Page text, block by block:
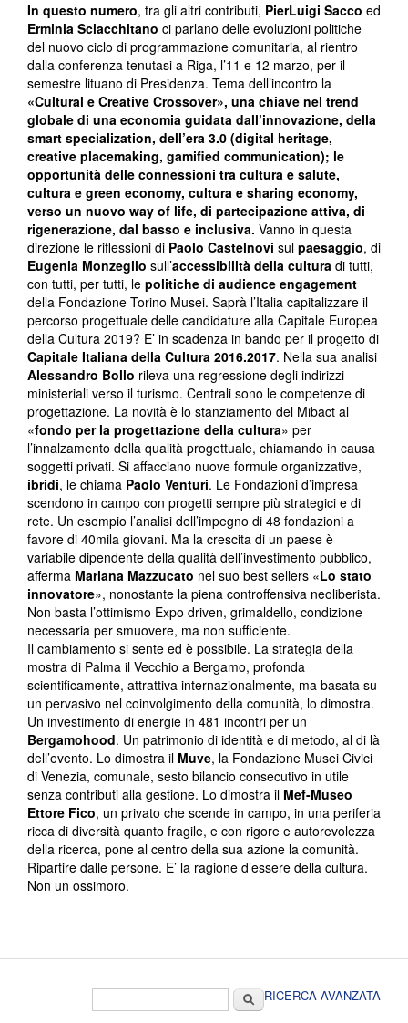
In questo numero, tra gli altri contributi, PierLuigi Sacco ed
Erminia Sciacchitano ci parlano delle evoluzioni politiche
del nuovo ciclo di programmazione comunitaria, al rientro
dalla conferenza tenutasi a Riga, l’11 e 12 marzo, per il
semestre lituano di Presidenza. Tema dell’incontro la
«Cultural e Creative Crossover», una chiave nel trend
globale di una economia guidata dall’innovazione, della
smart specialization, dell’era 3.0 (digital heritage,
creative placemaking, gamified communication); le
opportunità delle connessioni tra cultura e salute,
cultura e green economy, cultura e sharing economy,
verso un nuovo way of life, di partecipazione attiva, di
rigenerazione, dal basso e inclusiva. Vanno in questa
direzione le riflessioni di Paolo Castelnovi sul paesaggio, di
Eugenia Monzeglio sull’accessibilità della cultura di tutti,
con tutti, per tutti, le politiche di audience engagement
della Fondazione Torino Musei. Saprà l’Italia capitalizzare il
percorso progettuale delle candidature alla Capitale Europea
della Cultura 2019? E’ in scadenza in bando per il progetto di
Capitale Italiana della Cultura 2016.2017. Nella sua analisi
Alessandro Bollo rileva una regressione degli indirizzi
ministeriali verso il turismo. Centrali sono le competenze di
progettazione. La novità è lo stanziamento del Mibact al
«fondo per la progettazione della cultura» per
l’innalzamento della qualità progettuale, chiamando in causa
soggetti privati. Si affacciano nuove formule organizzative,
ibridi, le chiama Paolo Venturi. Le Fondazioni d’impresa
scendono in campo con progetti sempre più strategici e di
rete. Un esempio l’analisi dell’impegno di 48 fondazioni a
favore di 40mila giovani. Ma la crescita di un paese è
variabile dipendente della qualità dell’investimento pubblico,
afferma Mariana Mazzucato nel suo best sellers «Lo stato
innovatore», nonostante la piena controffensiva neoliberista.
Non basta l’ottimismo Expo driven, grimaldello, condizione
necessaria per smuovere, ma non sufficiente.
Il cambiamento si sente ed è possibile. La strategia della
mostra di Palma il Vecchio a Bergamo, profonda
scientificamente, attrattiva internazionalmente, ma basata su
un pervasivo nel coinvolgimento della comunità, lo dimostra.
Un investimento di energie in 481 incontri per un
Bergamohood. Un patrimonio di identità e di metodo, al di là
dell’evento. Lo dimostra il Muve, la Fondazione Musei Civici
di Venezia, comunale, sesto bilancio consecutivo in utile
senza contributi alla gestione. Lo dimostra il Mef-Museo
Ettore Fico, un privato che scende in campo, in una periferia
ricca di diversità quanto fragile, e con rigore e autorevolezza
della ricerca, pone al centro della sua azione la comunità.
Ripartire dalle persone. E’ la ragione d’essere della cultura.
Non un ossimoro.
CercaRICERCA AVANZATA